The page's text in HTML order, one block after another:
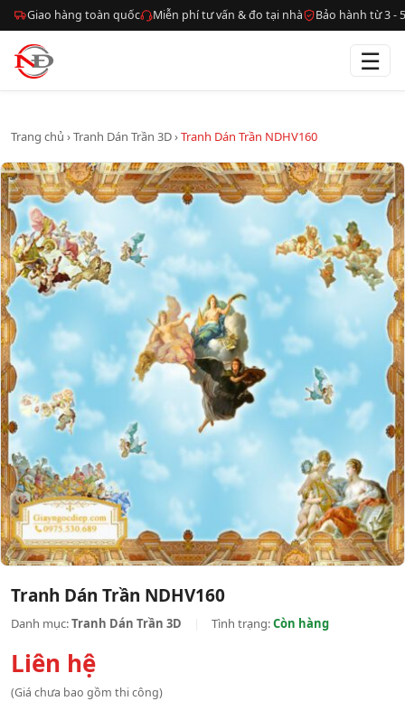
Giao hàng toàn quốc Miễn phí tư vấn & đo tại nhà Bảo hành từ 3 -
☰
Trang chủ ›Tranh Dán Trần 3D›Tranh Dán Trần NDHV160
Tranh Dán Trần NDHV160
Danh mục:Tranh Dán Trần 3D Tình trạng:Còn hàng
Liên hệ
(Giá chưa bao gồm thi công)